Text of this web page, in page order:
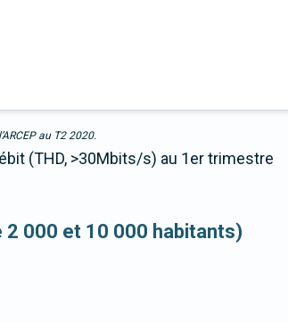
au T2 2020.
(THD, >30Mbits/s) au 1er trimestre
2 000 et 10 000 habitants)